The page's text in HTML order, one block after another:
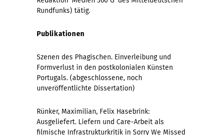
Rundfunks) tätig.
Publikationen
Szenen des Phagischen. Einverleibung und
Formverlust in den postkolonialen Künsten
Portugals. (abgeschlossene, noch
unveröffentlichte Dissertation)
Rünker, Maximilian, Felix Hasebrink:
Ausgeliefert. Liefern und Care-Arbeit als
filmische Infrastrukturkritik in Sorry We Missed